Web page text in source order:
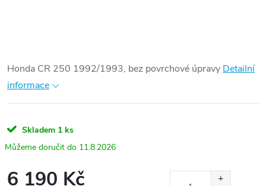
Honda CR 250 1992/1993, bez povrchové úpravy Detailní
informace
Skladem 1 ks
11.8.2026
6 190 Kč